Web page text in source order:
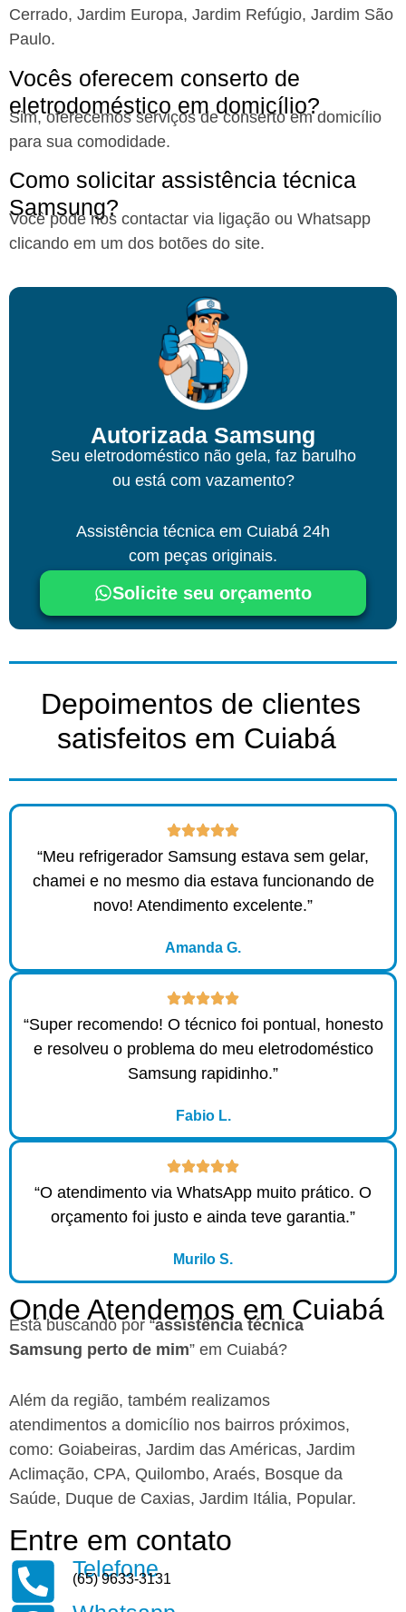
Cerrado, Jardim Europa, Jardim Refúgio, Jardim São
Paulo.
Vocês oferecem conserto de
eletrodoméstico em domicílio?
Sim, oferecemos serviços de conserto em domicílio
para sua comodidade.
Como solicitar assistência técnica
Samsung?
Você pode nos contactar via ligação ou Whatsapp
clicando em um dos botões do site.
Autorizada Samsung
Seu eletrodoméstico não gela, faz barulho
ou está com vazamento?
Assistência técnica em Cuiabá 24h
com peças originais.
Solicite seu orçamento
Depoimentos de clientes
satisfeitos em Cuiabá ​
“Meu refrigerador Samsung estava sem gelar,
chamei e no mesmo dia estava funcionando de
novo! Atendimento excelente.”
Amanda G.
“Super recomendo! O técnico foi pontual, honesto
e resolveu o problema do meu eletrodoméstico
Samsung rapidinho.”
Fabio L.
“O atendimento via WhatsApp muito prático. O
orçamento foi justo e ainda teve garantia.”
Murilo S.
Onde Atendemos em Cuiabá
Está buscando por “assistência técnica
Samsung perto de mim” em Cuiabá?
Além da região, também realizamos
atendimentos a domicílio nos bairros próximos,
como: Goiabeiras, Jardim das Américas, Jardim
Aclimação, CPA, Quilombo, Araés, Bosque da
Saúde, Duque de Caxias, Jardim Itália, Popular.
Entre em contato
Telefone
(65) 9633-3131